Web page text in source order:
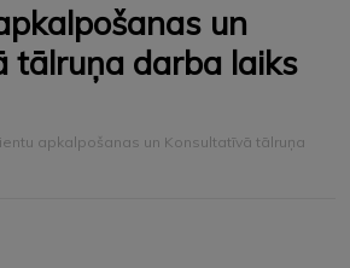
un
tālruņa darba laiks
apkalpošanas un Konsultatīvā tālruņa